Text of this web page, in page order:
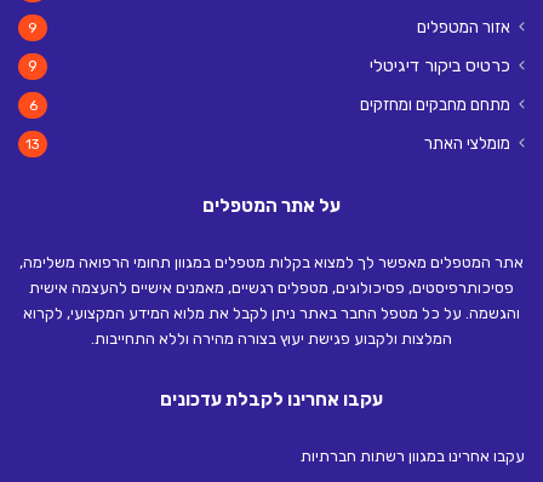
אזור המטפלים 9
כרטיס ביקור דיגיטלי 9
מתחם מחבקים ומחזקים 6
מומלצי האתר 13
על אתר המטפלים
אתר המטפלים מאפשר לך למצוא בקלות מטפלים במגוון תחומי הרפואה משלימה,
פסיכותרפיסטים, פסיכולוגים, מטפלים רגשיים, מאמנים אישיים להעצמה אישית
והגשמה. על כל מטפל החבר באתר ניתן לקבל את מלוא המידע המקצועי, לקרוא
המלצות ולקבוע פגישת יעוץ בצורה מהירה וללא התחייבות.
עקבו אחרינו לקבלת עדכונים
עקבו אחרינו במגוון רשתות חברתיות